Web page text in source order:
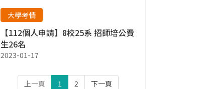
大學考情
【112個人申請】8校25系 招師培公費
生26名
2023-01-17
上一頁 1 2 下一頁